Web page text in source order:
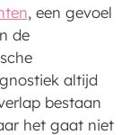
, een gevoel
de
altijd
bestaan
het gaat niet